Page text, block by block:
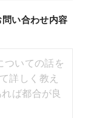
い合わせ内容